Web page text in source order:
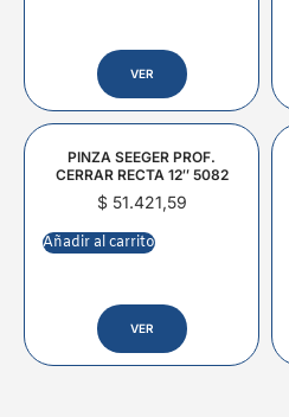
VER
PINZA SEEGER PROF.
CERRAR RECTA 12″ 5082
$51.421,59
Añadir al carrito
VER